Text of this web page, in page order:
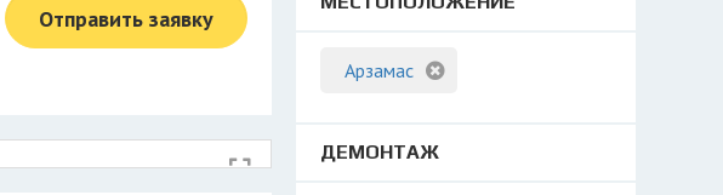
Арзамас
ДЕМОНТАЖ
Отправить заявку